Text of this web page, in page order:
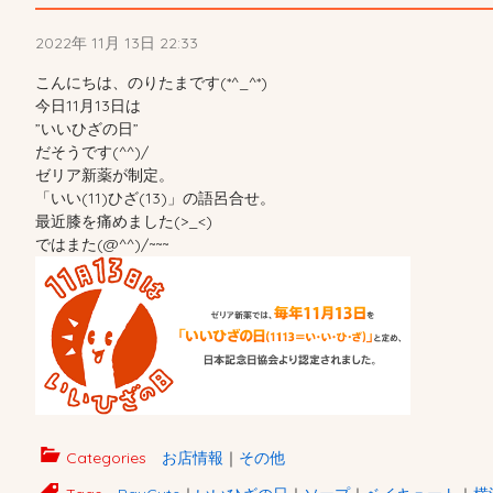
2022年 11月 13日 22:33
こんにちは、のりたまです(*^_^*)
今日11月13日は
”いいひざの日”
だそうです(^^)/
ゼリア新薬が制定。
「いい(11)ひざ(13)」の語呂合せ。
最近膝を痛めました(>_<)
ではまた(@^^)/~~~
Categories お店情報 ｜ その他